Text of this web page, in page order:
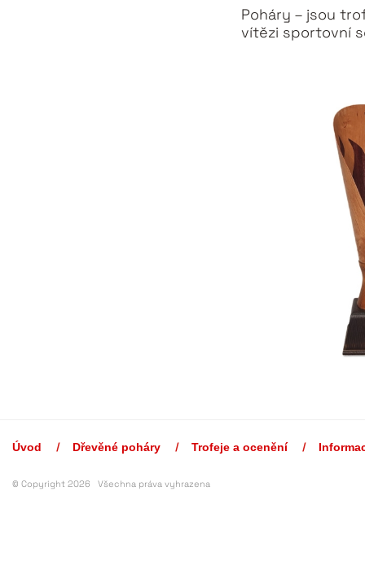
Poháry – jsou
vítězi sportovní
Úvod Dřevěné poháry Trofeje a ocenění
© Copyright 2026 Všechna práva vyhrazena